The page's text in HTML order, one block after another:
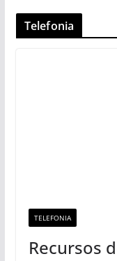
Telefonia
TELEFONIA
Recursos